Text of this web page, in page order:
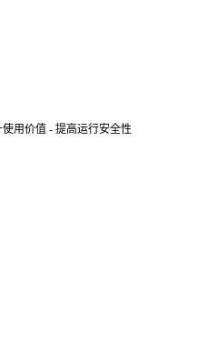
用价值 - 提高运行安全性